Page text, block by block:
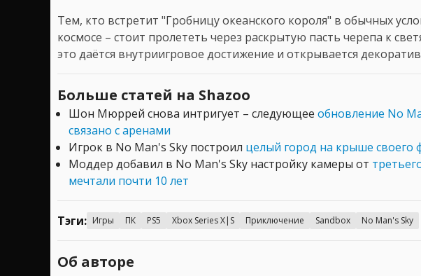
Тем, кто встретит "Гробницу океанского короля" в обычных
космосе – стоит пролететь через раскрытую пасть черепа к
это даётся внутриигровое достижение и открывается
Больше статей на Shazoo
Шон Мюррей снова интригует – следующее обновление No
связано с аренами
Игрок в No Man's Sky построил целый город на крыше своего
Моддер добавил в No Man's Sky настройку камеры от
мечтали почти 10 лет
Тэги: Игры ПК PS5 Xbox Series X|S Приключение Sandbox No Man's Sky
Об авторе